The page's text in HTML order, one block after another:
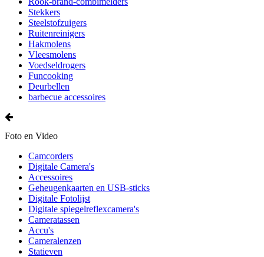
Stekkers
Steelstofzuigers
Ruitenreinigers
Hakmolens
Vleesmolens
Voedseldrogers
Funcooking
Deurbellen
barbecue accessoires
Foto en Video
Camcorders
Digitale Camera's
Accessoires
Geheugenkaarten en USB-sticks
Digitale Fotolijst
Digitale spiegelreflexcamera's
Cameratassen
Accu's
Cameralenzen
Statieven